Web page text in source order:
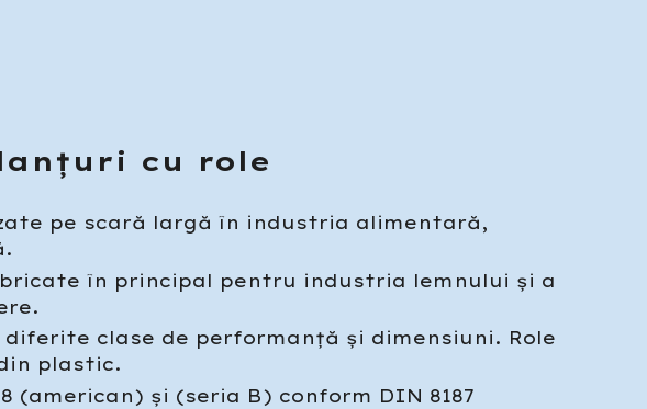
cu role
pe scară largă în industria alimentară,
în principal pentru industria lemnului și a
clase de performanță și dimensiuni. Role
plastic.
(american) și (seria B) conform DIN 8187